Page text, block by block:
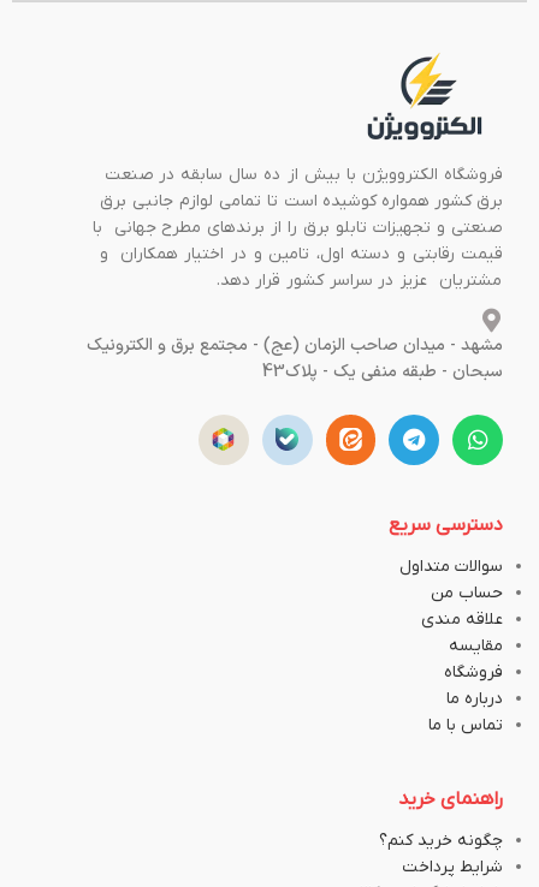
فروشگاه الکتروویژن با بیش از ده سال سابقه در صنعت
برق کشور همواره کوشیده است تا تمامی لوازم جانبی برق
صنعتی و تجهیزات تابلو برق را از برندهای مطرح جهانی با
قیمت رقابتی و دسته اول، تامین و در اختیار همکاران و
مشتریان عزیز در سراسر کشور قرار دهد.
مشهد - میدان صاحب الزمان (عج) - مجتمع برق و الکترونیک
سبحان - طبقه منفی یک - پلاک43
دسترسی سریع
سوالات متداول
حساب من
علاقه مندی
مقایسه
فروشگاه
درباره ما
تماس با ما
راهنمای خرید
چگونه خرید کنم؟
شرایط پرداخت